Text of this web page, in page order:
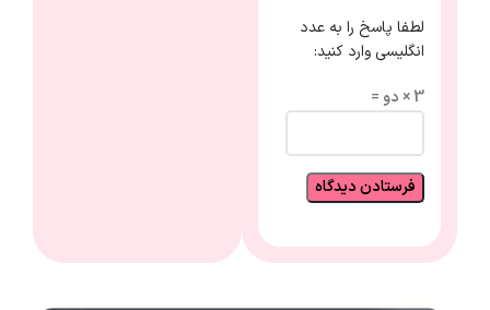
لطفا پاسخ را به عدد
انگلیسی وارد کنید:
3 × دو =